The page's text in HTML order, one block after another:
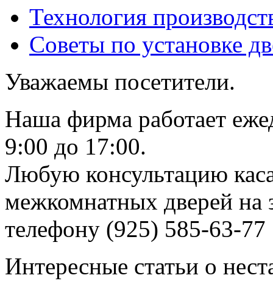
Технология
Советы по установке
Уважаемы посетители.
Наша фирма работает
9:00 до 17:00.
Любую консультацию
межкомнатных дверей на
телефону (925) 585-63-77
Интересные статьи о